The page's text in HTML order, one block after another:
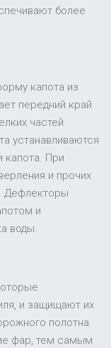
более
капота из
передний край
частей
устанавливаются
капота. При
и прочих
Дефлекторы
и
воды.
и защищают их
полотна.
фар, тем самым